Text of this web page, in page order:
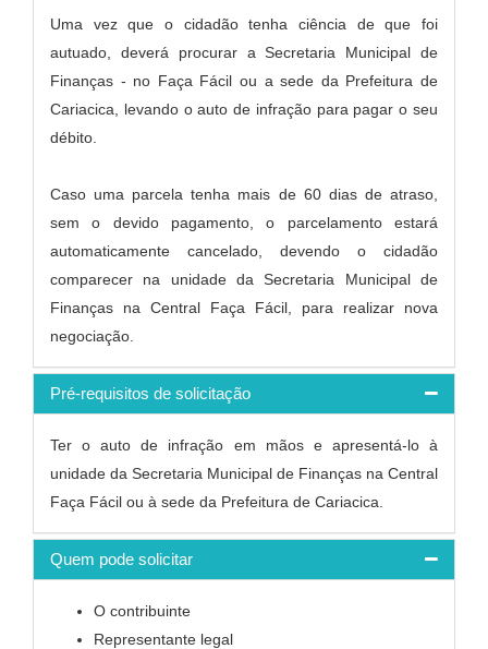
Uma vez que o cidadão tenha ciência de que foi
autuado, deverá procurar a Secretaria Municipal de
Finanças - no Faça Fácil ou a sede da Prefeitura de
Cariacica, levando o auto de infração para pagar o seu
débito.
Caso uma parcela tenha mais de 60 dias de atraso,
sem o devido pagamento, o parcelamento estará
automaticamente cancelado, devendo o cidadão
comparecer na unidade da Secretaria Municipal de
Finanças na Central Faça Fácil, para realizar nova
negociação.
Pré-requisitos de solicitação
Ter o auto de infração em mãos e apresentá-lo à
unidade da Secretaria Municipal de Finanças na Central
Faça Fácil ou à sede da Prefeitura de Cariacica.
Quem pode solicitar
O contribuinte
Representante legal